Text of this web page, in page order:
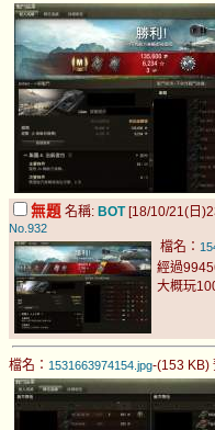
無題 名稱: BOT[18/10/21(日
No.932
檔名：
經過
大概玩
檔名： 1531663974154.jpg-(153 KB)